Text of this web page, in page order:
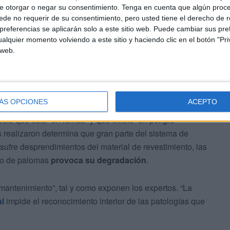
otorgar o negar su consentimiento. Tenga en cuenta que algún
no requerir de su consentimiento, pero usted tiene el derecho de
se aplicarán solo a este sitio web. Puede cambiar sus
momento volviendo a este sitio y haciendo clic en el botón
OPCIONES ACEPTO
defensiva es pésimo. Así lo afirma elanálisis realizado
Montes publicado en el número nueve de la
que está “en ruinas” y que existe “un peligro
determina que gran parte del sistema de
desprendimientos del material de revestimiento, las
de palomas provoca su degradación.
tal y como exponen los expertos. “La
impide el reconocimiento interior de las patologías que